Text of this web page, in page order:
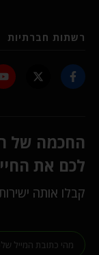
רשתות חברתיות
החכמה של
לכם את
קבלו אותה